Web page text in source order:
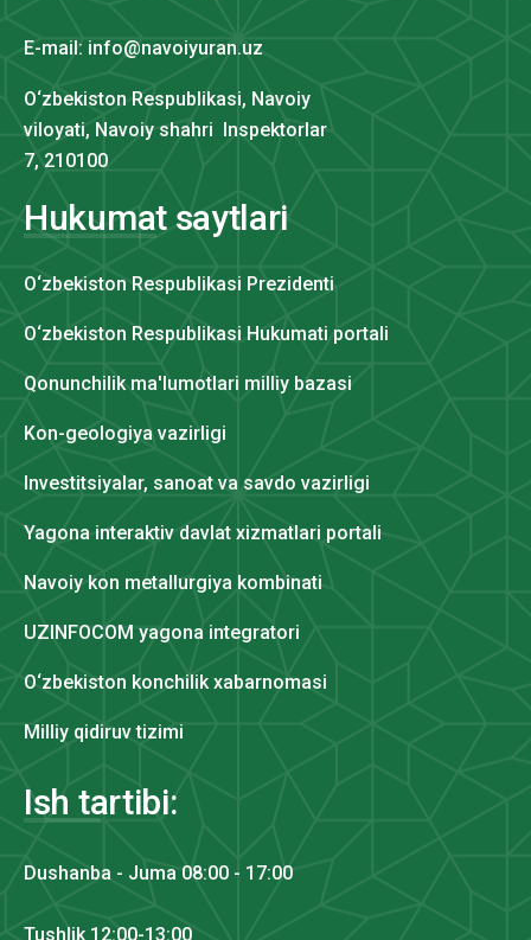
E-mail: info@navoiyuran.uz
O‘zbekiston Respublikasi, Navoiy
viloyati, Navoiy shahri Inspektorlar
7, 210100
Hukumat saytlari
O‘zbekiston Respublikasi Prezidenti
O‘zbekiston Respublikasi Hukumati portali
Qonunchilik ma'lumotlari milliy bazasi
Kon-geologiya vazirligi
Investitsiyalar, sanoat va savdo vazirligi
Yagona interaktiv davlat xizmatlari portali
Navoiy kon metallurgiya kombinati
UZINFOCOM yagona integratori
O‘zbekiston konchilik xabarnomasi
Milliy qidiruv tizimi
Ish tartibi:
Dushanba - Juma 08:00 - 17:00
Tushlik 12:00-13:00